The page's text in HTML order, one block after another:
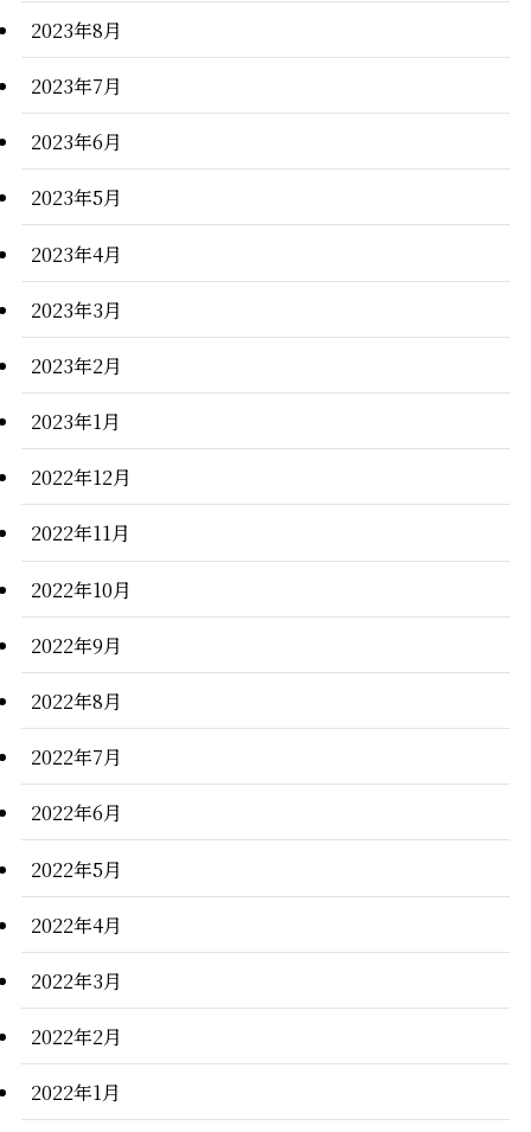
2023年8月
2023年7月
2023年6月
2023年5月
2023年4月
2023年3月
2023年2月
2023年1月
2022年12月
2022年11月
2022年10月
2022年9月
2022年8月
2022年7月
2022年6月
2022年5月
2022年4月
2022年3月
2022年2月
2022年1月